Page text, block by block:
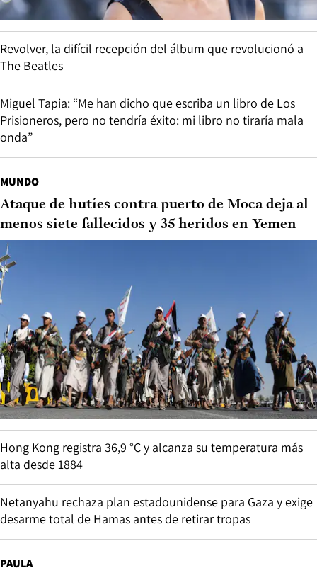
Revolver, la difícil recepción del álbum que revolucionó a
The Beatles
Miguel Tapia: “Me han dicho que escriba un libro de Los
Prisioneros, pero no tendría éxito: mi libro no tiraría mala
onda”
MUNDO
Ataque de hutíes contra puerto de Moca deja al
menos siete fallecidos y 35 heridos en Yemen
Hong Kong registra 36,9 °C y alcanza su temperatura más
alta desde 1884
Netanyahu rechaza plan estadounidense para Gaza y exige
desarme total de Hamas antes de retirar tropas
PAULA